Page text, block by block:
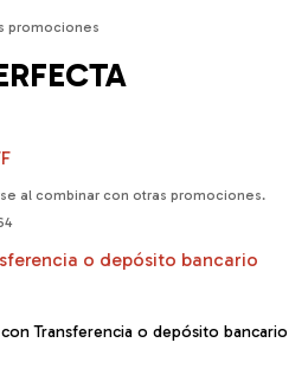
promociones
al combinar con otras promociones.
o depósito bancario
Transferencia o depósito bancario